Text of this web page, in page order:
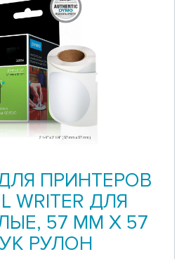
ПРИНТЕРОВ
WRITER ДЛЯ
57 ММ Х 57
РУЛОН